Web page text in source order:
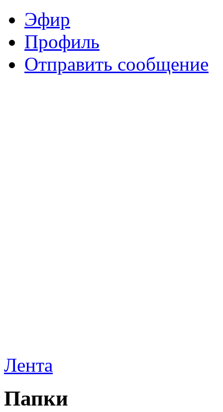
Эфир
Профиль
Отправить сообщение
Лента
Папки